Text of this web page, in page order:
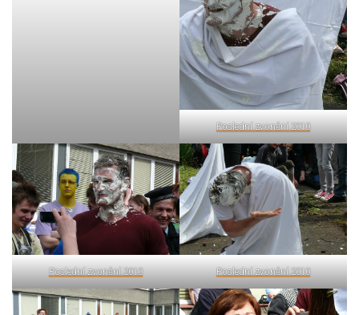
Poslední zvonění 2010
Poslední zvonění 2010 Poslední zvonění 2010